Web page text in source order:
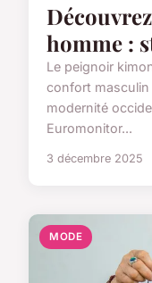
homme :
Le peignoir
confort masculin
modernité
Euromonitor...
3 décembre 2025
MODE